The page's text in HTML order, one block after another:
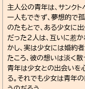
主人公の青年は、サンク
一人もできず、夢想的で
のたもとで、ある少女に
だった2人は、互いに惹か
かし、実は少女には婚約
たころ、彼の想いは淡く散
青年は少女との出会いを
る。それでも少女は青年